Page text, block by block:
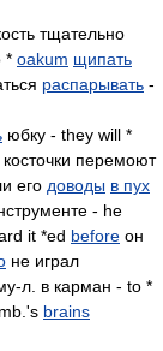
тщательно
* oakum щипать
распарывать -
юбку - they will *
косточки перемоют
его доводы в пух
- he
it *ed before он
не играл
л. в карман - to *
brains